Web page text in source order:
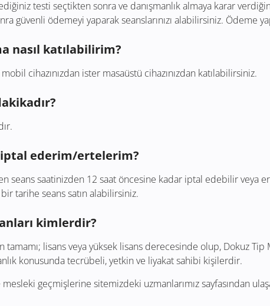
testi seçtikten sonra ve danışmanlık almaya karar
güvenli ödemeyi yaparak seanslarınızı alabilirsiniz. Ödeme
nasıl katılabilirim?
cihazınızdan ister masaüstü cihazınızdan katılabilirsiniz.
iptal ederim/ertelerim?
seans saatinizden 12 saat öncesine kadar iptal edebilir
tarihe seans satın alabilirsiniz.
kimlerdir?
tamamı; lisans veya yüksek lisans derecesinde olup, Dokuz
konusunda tecrübeli, yetkin ve liyakat sahibi kişilerdir.
mesleki geçmişlerine sitemizdeki uzmanlarımız sayfasından